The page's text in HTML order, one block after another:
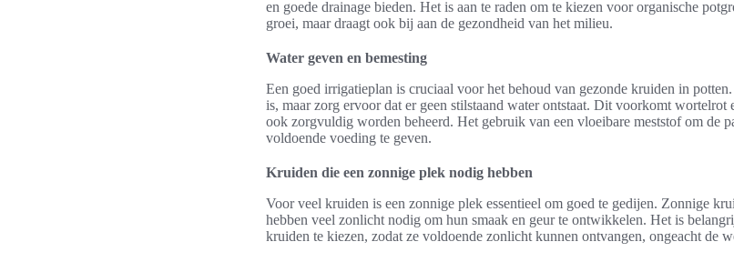
en goede drainage bieden. Het is aan te raden om te kiezen voor organische
groei, maar draagt ook bij aan de gezondheid van het milieu.
Water geven en bemesting
Een goed irrigatieplan is cruciaal voor het behoud van gezonde kruiden in
is, maar zorg ervoor dat er geen stilstaand water ontstaat. Dit voorkomt wortelrot
ook zorgvuldig worden beheerd. Het gebruik van een vloeibare meststof om de
voldoende voeding te geven.
Kruiden die een zonnige plek nodig hebben
Voor veel kruiden is een zonnige plek essentieel om goed te gedijen. Zonnige
hebben veel zonlicht nodig om hun smaak en geur te ontwikkelen. Het is
kruiden te kiezen, zodat ze voldoende zonlicht kunnen ontvangen, ongeacht de